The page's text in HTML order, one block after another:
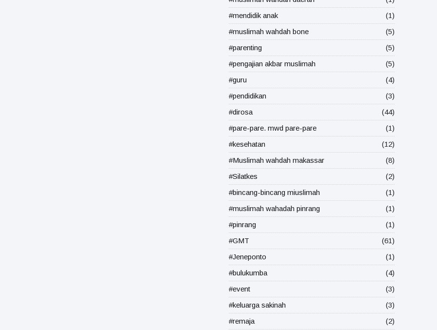
#mendidik anak
(1)
#muslimah wahdah bone
(5)
#parenting
(5)
#pengajian akbar muslimah
(5)
#guru
(4)
#pendidikan
(3)
#dirosa
(44)
#pare-pare. mwd pare-pare
(1)
#kesehatan
(12)
#Muslimah wahdah makassar
(8)
#Silatkes
(2)
#bincang-bincang miuslimah
(1)
#muslimah wahadah pinrang
(1)
#pinrang
(1)
#GMT
(61)
#Jeneponto
(1)
#bulukumba
(4)
#event
(3)
#keluarga sakinah
(3)
#remaja
(2)